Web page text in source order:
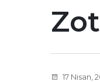
17 Nisan,